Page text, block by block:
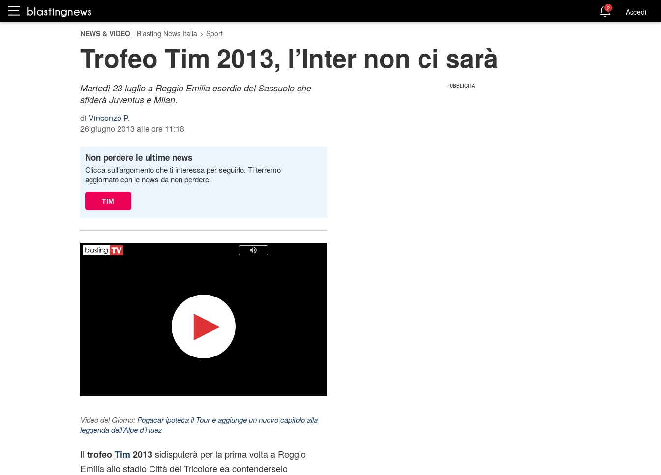
2 Accedi
NEWS & VIDEO Blasting News Italia > Sport
Trofeo Tim 2013, l’Inter non ci sarà
Martedì 23 luglio a Reggio Emilia esordio del Sassuolo che
sfiderà Juventus e Milan.
di Vincenzo P.
26 giugno 2013 alle ore 11:18
Non perdere le ultime news
Clicca sull’argomento che ti interessa per seguirlo. Ti terremo
aggiornato con le news da non perdere.
TIM
Video del Giorno: Pogacar ipoteca il Tour e aggiunge un nuovo capitolo alla
leggenda dell'Alpe d'Huez
Il trofeoTim 2013sidisputerà per la prima volta a Reggio
Emilia allo stadio Città del Tricolore ea contenderselo